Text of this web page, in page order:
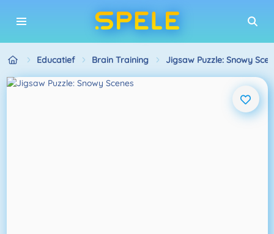
Educatief Brain Training Jigsaw Puzzle: Snowy